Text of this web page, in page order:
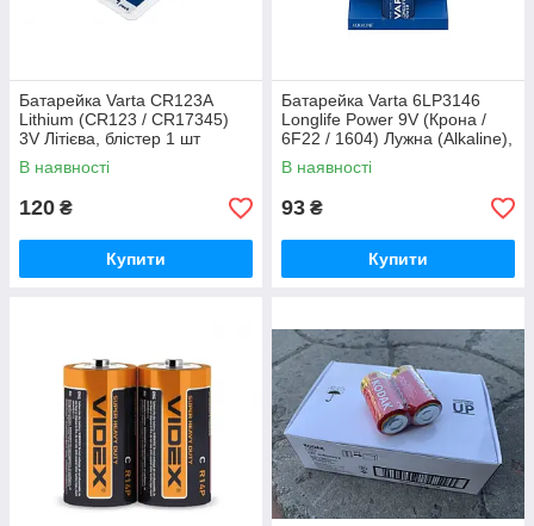
Батарейка Varta CR123A
Lithium (CR123 / CR17345)
3V Літієва, блістер 1 шт
В наявності
120 ₴
Купити
Батарейка Varta 6LP3146
Longlife Power 9V (Крона /
6F22 / 1604) Лужна (Alkaline),
блістер 1 шт
В наявності
93 ₴
Купити